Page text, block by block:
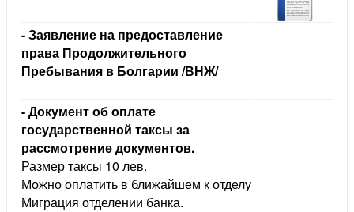
- Заявление на предоставление
права Продолжительного
Пребывания в Болгарии /ВНЖ/
- Документ об оплате
осударственной таксы за
рассмотрение документов.
Размер таксы 10 лев.
Можно оплатить в ближайшем к отделу
Миграция отделении банка.